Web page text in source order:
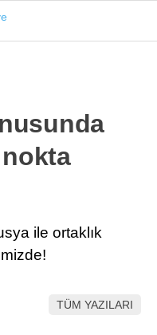
İSTANBUL
ile ortaklık
TÜM YAZILARI